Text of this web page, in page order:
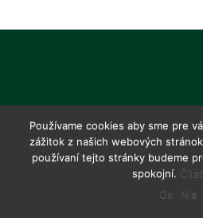
Používame cookies aby sme pre
zážitok z našich webových
používaní tejto stránky budeme
spokojní.
Ok
Nie